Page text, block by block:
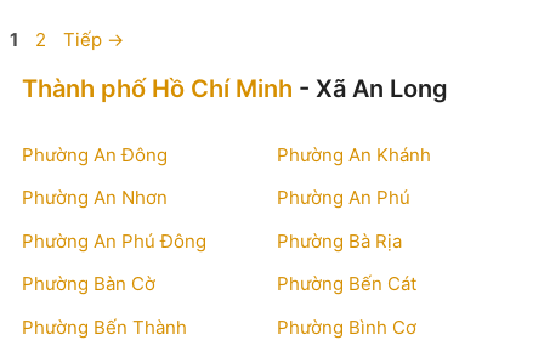
Trang
1 Trang
2 Tiếp →
Thành phố Hồ Chí Minh - Xã An Long
Phường An Đông
Phường An Khánh
Phường An Nhơn
Phường An Phú
Phường An Phú Đông
Phường Bà Rịa
Phường Bàn Cờ
Phường Bến Cát
Phường Bến Thành
Phường Bình Cơ